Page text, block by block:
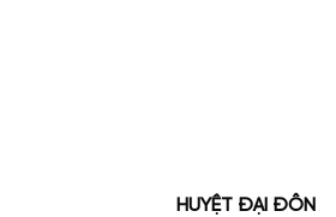
HUYỆT ĐẠI ĐÔN